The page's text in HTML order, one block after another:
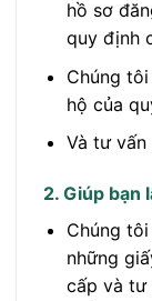
hồ sơ
quy định
Chúng
hộ của
Và tư vấn
2. Giúp bạn
Chúng
những
cấp và tư